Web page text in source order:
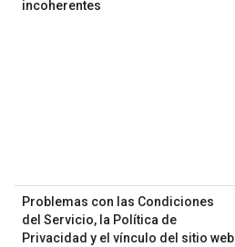
incoherentes
Problemas con las Condiciones
del Servicio, la Política de
Privacidad y el vínculo del sitio web